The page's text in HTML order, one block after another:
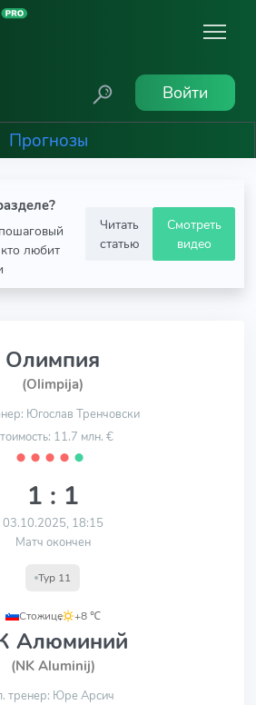
Войти
Прогнозы
любит
Читать
статью
Смотреть
видео
Олимпия
(Olimpija)
Югослав Тренчовски
11.7 млн. €
⬤ ⬤ ⬤ ⬤ ⬤
1 : 1
03.10.2025, 18:15
Матч окончен
Тур 11
Стожице
, +8 ℃
Алюминий
(NK Aluminij)
тренер: Юре Арсич